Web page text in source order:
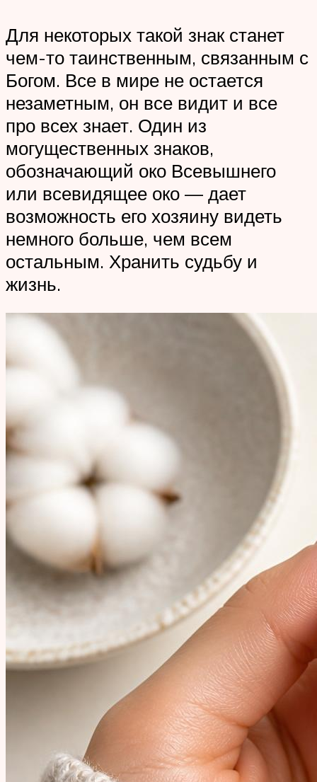
Для некоторых такой знак станет
чем-то таинственным, связанным с
Богом. Все в мире не остается
незаметным, он все видит и все
про всех знает. Один из
могущественных знаков,
обозначающий око Всевышнего
или всевидящее око — дает
возможность его хозяину видеть
немного больше, чем всем
остальным. Хранить судьбу и
жизнь.